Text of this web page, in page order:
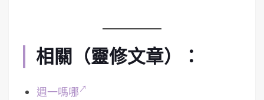
相關（靈修文章）：
週一嗎哪